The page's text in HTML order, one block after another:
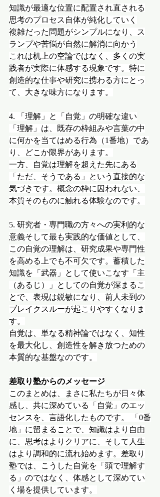
知識が最適な位置に配置され直される
思考のプロセス自体が純化していく
複雑だった問題がシンプルになり、ス
ランプや苦悩が自然に解消に向かう
これは机上の空論ではなく、多くの実
践者が実際に体感する現象です。特に
創造的な仕事や研究に携わる方にとっ
て、大きな味方になります。
4. 「理解」と「自覚」の明確な違い
「理解」は、既存の枠組みや言葉の中
に何かを当てはめる行為（1番地）であ
り、どこか限界があります。
一方、自覚は理解を超えた先にある
「ただ、そうである」という直接的な
気づきです。概念の枠に囚われない、
本質そのものに触れる体験なのです。
5. 研究者・専門職の方々への実利的な
意義そして最も実践的な価値として、
この自覚の理解は、研究成果や専門性
を高める上でも不可欠です。蓄積した
知識を「武器」として使いこなす「主
（あるじ）」としての自覚が深まるこ
とで、表現は鋭敏になり、前人未到の
ブレイクスルーが起こりやすくなりま
す。
自覚は、単なる精神論ではなく、知性
を最大化し、創造性を解き放つための
本質的な基盤なのです。
差取り塾からのメッセージ
このまとめは、まさに私たちが日々体
感し、共に深めている「自覚」のエッ
センスを、言語化したものです。 「0番
地」に留まることで、知識はより自由
に、思考はよりクリアに、そして人生
はより調和的に流れ始めます。差取り
塾では、こうした自覚を「頭で理解す
る」のではなく、体感として深めてい
く場を提供しています。